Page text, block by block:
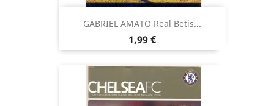
GABRIEL AMATO Real Betis...
Precio
1,99 €